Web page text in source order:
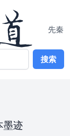
先秦
搜索
墨迹